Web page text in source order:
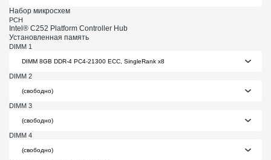
Набор микросхем
PCH
Intel® C252 Platform Controller Hub
Установленная память
DIMM 1
DIMM 2
DIMM 3
DIMM 4